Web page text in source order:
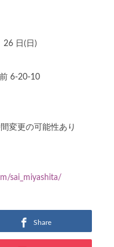
26 日(日)
6-20-10
変更の可能性あり
sai_miyashita/
Share